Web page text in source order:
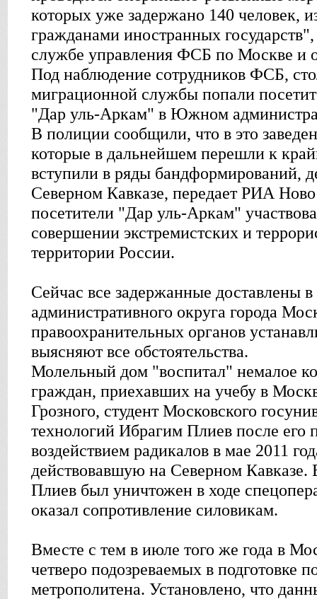
которых уже задержано 140 человек,
гражданами иностранных
службе управления ФСБ по Москве и
Под наблюдение сотрудников ФСБ,
миграционной службы попали
"Дар уль-Аркам" в Южном
В полиции сообщили, что в это
которые в дальнейшем перешли к
вступили в ряды бандформирований,
Северном Кавказе, передает РИА
посетители "Дар уль-Аркам"
совершении экстремистских и
территории России.
Сейчас все задержанные
административного округа города
правоохранительных органов
выясняют все обстоятельства.
Молельный дом "воспитал" немалое
граждан, приехавших на учебу в
Грозного, студент Московского
технологий Ибрагим Плиев после его
воздействием радикалов в мае 2011
действовавшую на Северном Кавказе.
Плиев был уничтожен в ходе
оказал сопротивление силовикам.
Вместе с тем в июле того же года в
четверо подозреваемых в подготовке
метрополитена. Установлено, что